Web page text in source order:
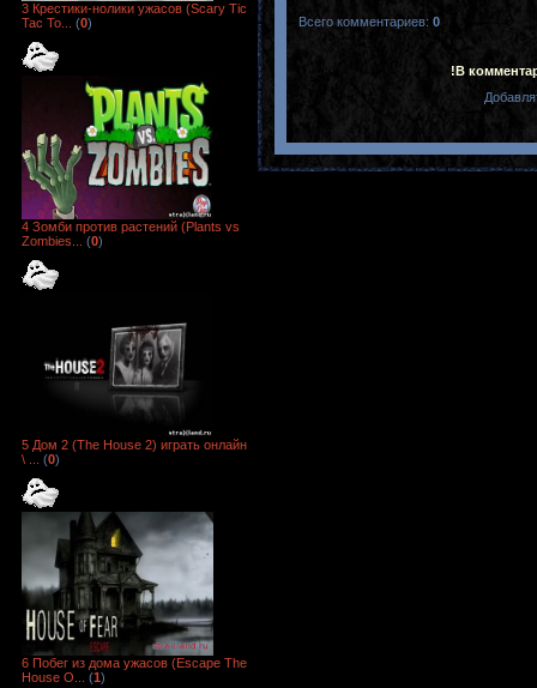
3 Крестики-нолики ужасов (Scary Tic
Tac To...
(0)
4 Зомби против растений (Plants vs
Zombies...
(0)
5 Дом 2 (The House 2) играть онлайн
\ ...
(0)
6 Побег из дома ужасов (Escape The
House O...
(1)
Всего комментариев: 0
!В